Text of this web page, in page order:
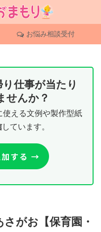
お悩み相談受付
仕事が当たり
せんか？
える文例や製作型紙
しています。
さがお【保育園・